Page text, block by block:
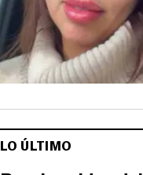
LO ÚLTIMO